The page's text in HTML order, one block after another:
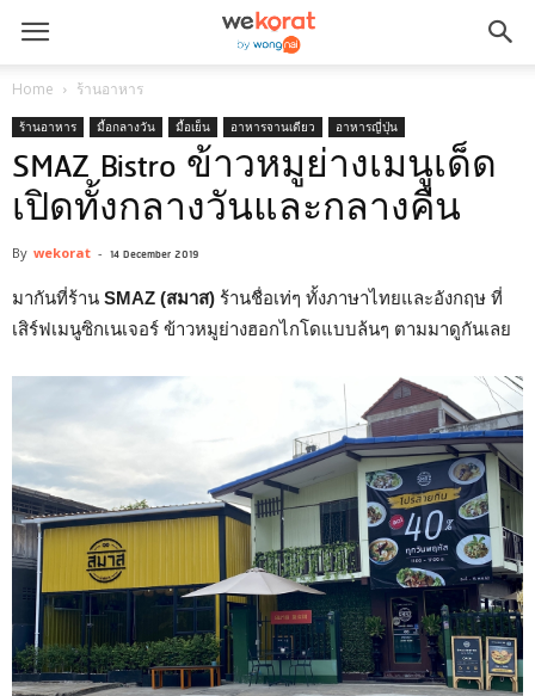
Home ร้านอาหาร
ร้านอาหาร มื้อกลางวัน มื้อเย็น อาหารจานเดียว อาหารญี่ปุ่น
SMAZ Bistro ข้าวหมูย่างเมนูเด็ด
เปิดทั้งกลางวันและกลางคืน
By wekorat - 14 December 2019
มากันที่ร้าน SMAZ (สมาส) ร้านชื่อเท่ๆ ทั้งภาษาไทยและอังกฤษ ที่
เสิร์ฟเมนูซิกเนเจอร์ ข้าวหมูย่างฮอกไกโดแบบล้นๆ ตามมาดูกันเลย